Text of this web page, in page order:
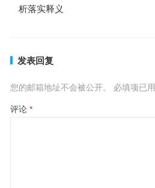
析落实释义
发表回复
您的邮箱地址不会被公开。 必填项已用
评论 *